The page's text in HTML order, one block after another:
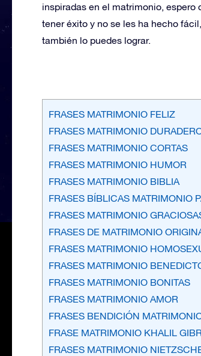
inspiradas en el matrimonio,
tener éxito y no se les ha hecho
también lo puedes lograr.
FRASES MATRIMONIO FELIZ
FRASES MATRIMONIO
FRASES MATRIMONIO CORTAS
FRASES MATRIMONIO HUMOR
FRASES MATRIMONIO BIBLIA
FRASES BÍBLICAS MATRIMONIO
FRASES MATRIMONIO
FRASES DE MATRIMONIO
FRASES MATRIMONIO
FRASES MATRIMONIO
FRASES MATRIMONIO BONITAS
FRASES MATRIMONIO AMOR
FRASES BENDICIÓN
FRASE MATRIMONIO KHALIL
FRASES MATRIMONIO